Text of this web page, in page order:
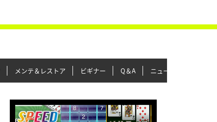
メンテ＆レストア ビギナー Q＆A ニュース＆トピックス